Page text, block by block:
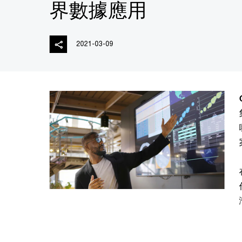
界數據應用
2021-03-09